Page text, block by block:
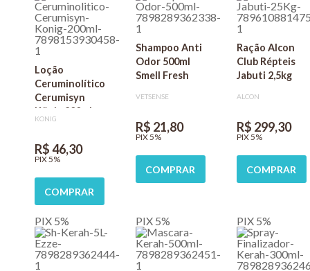
Loção
Ceruminolítico
Cerumisyn
König 200ml
KONIG
R$ 46,30
PIX 5%
COMPRAR
Shampoo Anti
Odor 500ml
Smell Fresh
VETSENSE
R$ 21,80
PIX 5%
COMPRAR
Ração Alcon
Club Répteis
Jabuti 2,5kg
ALCON
R$ 299,30
PIX 5%
COMPRAR
PIX 5% PIX 5% PIX 5%